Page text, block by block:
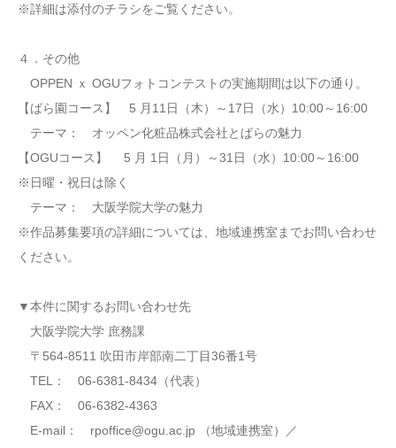
※詳細は添付のチラシをご覧ください。
４．その他
OPPEN ｘ OGUフォトコンテストの実施期間は以下の通り。
【ばら園コース】 5 月11日（木）～17日（水）10:00～16:00
テーマ： オッペン化粧品株式会社とばらの魅力
【OGUコース】 5 月 1日（月）～31日（水）10:00～16:00
※日曜・祝日は除く
テーマ： 大阪学院大学の魅力
※作品募集要項の詳細については、地域連携室までお問い合わせ
ください。
▼本件に関するお問い合わせ先
大阪学院大学 庶務課
〒564-8511 吹田市岸部南二丁目36番1号
TEL： 06-6381-8434（代表）
FAX： 06-6382-4363
E-mail： rpoffice@ogu.ac.jp （地域連携室）／